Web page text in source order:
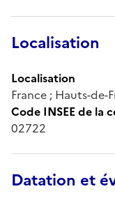
Localisation
Localisation
France ; Hauts-de-
Code INSEE de la
02722
Datation et